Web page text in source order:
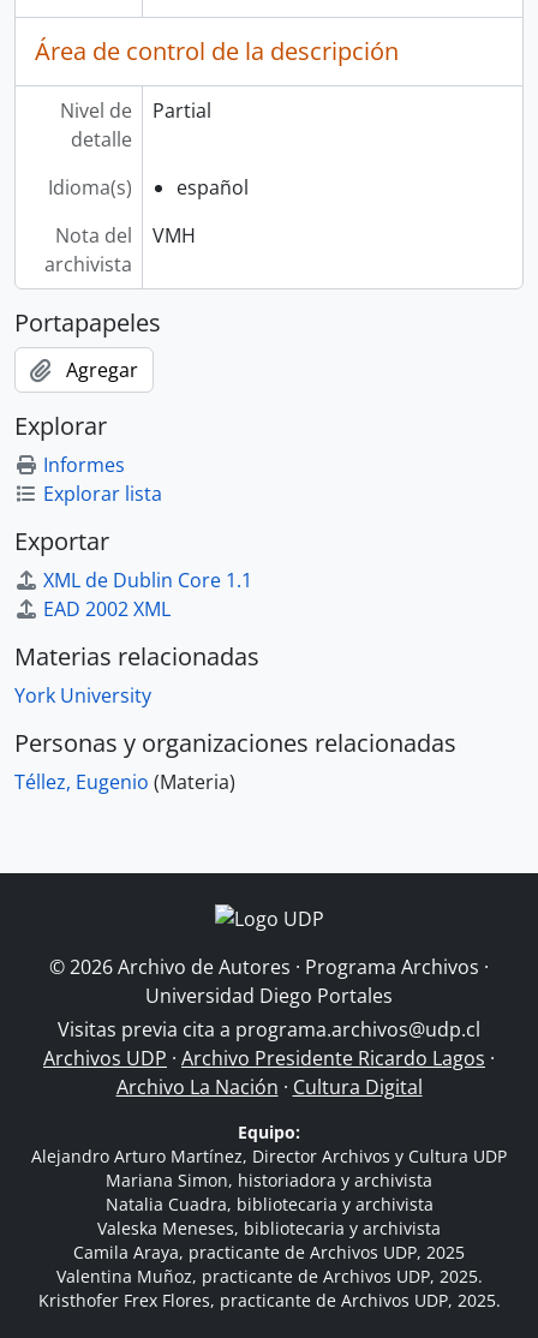
Área de control de la descripción
Nivel de
detalle
Partial
Idioma(s)
español
Nota del
archivista
VMH
Portapapeles
Agregar
Explorar
Informes
Explorar lista
Exportar
XML de Dublin Core 1.1
EAD 2002 XML
Materias relacionadas
York University
Personas y organizaciones relacionadas
Téllez, Eugenio (Materia)
© 2026 Archivo de Autores · Programa Archivos ·
Universidad Diego Portales
Visitas previa cita a programa.archivos@udp.cl
Archivos UDP · Archivo Presidente Ricardo Lagos ·
Archivo La Nación · Cultura Digital
Equipo:
Alejandro Arturo Martínez, Director Archivos y Cultura UDP
Mariana Simon, historiadora y archivista
Natalia Cuadra, bibliotecaria y archivista
Valeska Meneses, bibliotecaria y archivista
Camila Araya, practicante de Archivos UDP, 2025
Valentina Muñoz, practicante de Archivos UDP, 2025.
Kristhofer Frex Flores, practicante de Archivos UDP, 2025.